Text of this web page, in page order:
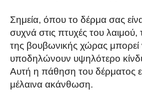
Σημεία, όπου το δέρμα σας
συχνά στις πτυχές του
της βουβωνικής χώρας μπορεί
υποδηλώνουν υψηλότερο
Αυτή η πάθηση του δέρματος
μέλαινα ακάνθωση.